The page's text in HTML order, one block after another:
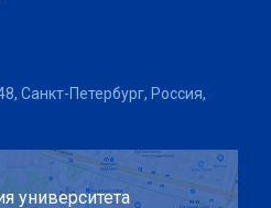
Санкт-Петербург, Россия,
университета